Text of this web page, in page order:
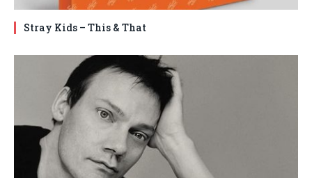
Stray Kids – This & That